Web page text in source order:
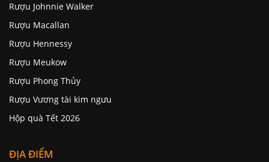
Rượu Johnnie Walker
Rượu Macallan
Rượu Hennessy
Rượu Meukow
Rượu Phong Thủy
Rượu Vương tài kim ngưu
Hộp quà Tết 2026
ĐỊA ĐIỂM